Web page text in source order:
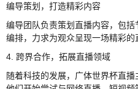
编导策划，打造精彩内容
编导团队负责策划直播内容，包
编排，力求为观众呈现一场精彩的
4. 跨界合作，拓展直播领域
随着科技的发展，广体世界杯直播